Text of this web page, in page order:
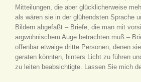
Mitteilungen, die aber glücklicherweise
als wären sie in der glühendsten Sprache
Bildern abgefaßt – Briefe, die man mit
argwöhnischem Auge betrachten muß –
offenbar etwaige dritte Personen, denen
geraten könnten, hinters Licht zu führen
zu leiten beabsichtigte. Lassen Sie mich